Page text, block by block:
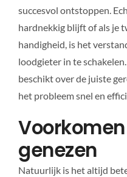
succesvol ontstoppen.
hardnekkig blijft of als je
handigheid, is het
loodgieter in te
beschikt over de juiste
het probleem snel en
genezen
Natuurlijk is het altijd